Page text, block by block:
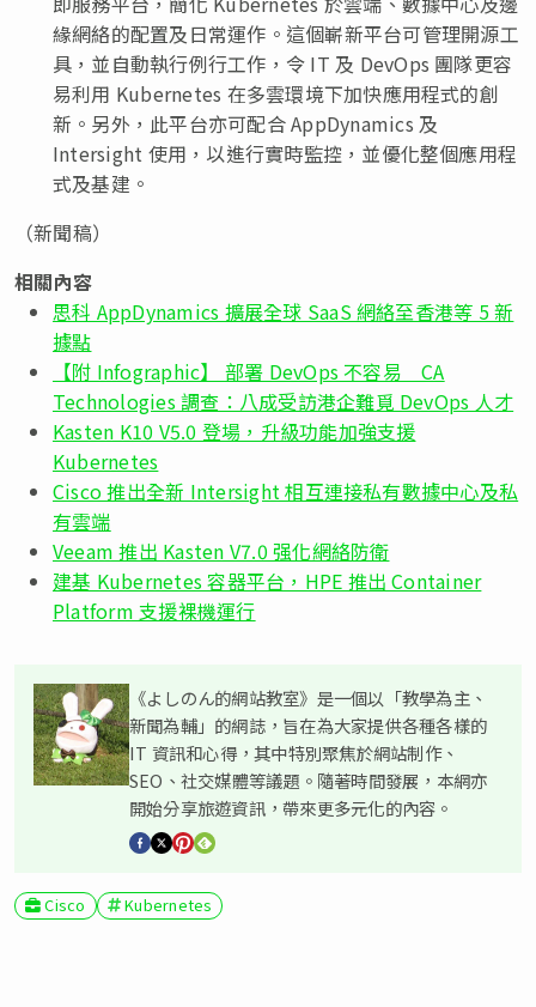
緣網絡的配置及日常運作。這個嶄新平台可管理開源工
具，並自動執行例行工作，令 IT 及 DevOps 團隊更容
易利用 Kubernetes 在多雲環境下加快應用程式的創
新。另外，此平台亦可配合 AppDynamics 及
Intersight 使用，以進行實時監控，並優化整個應用程
式及基建。
（新聞稿）
相關內容
思科 AppDynamics 擴展全球 SaaS 網絡至香港等 5 新
據點
【附 Infographic】 部署 DevOps 不容易 CA
Technologies 調查：八成受訪港企難覓 DevOps 人才
Kasten K10 V5.0 登場，升級功能加強支援
Kubernetes
Cisco 推出全新 Intersight 相互連接私有數據中心及私
有雲端
Veeam 推出 Kasten V7.0 强化網絡防衛
建基 Kubernetes 容器平台，HPE 推出 Container
Platform 支援裸機運行
《よしのん的網站教室》是一個以「教學為主、
新聞為輔」的網誌，旨在為大家提供各種各樣的
IT 資訊和心得，其中特別聚焦於網站制作、
SEO、社交媒體等議題。隨著時間發展，本網亦
開始分享旅遊資訊，帶來更多元化的內容。
Cisco Kubernetes